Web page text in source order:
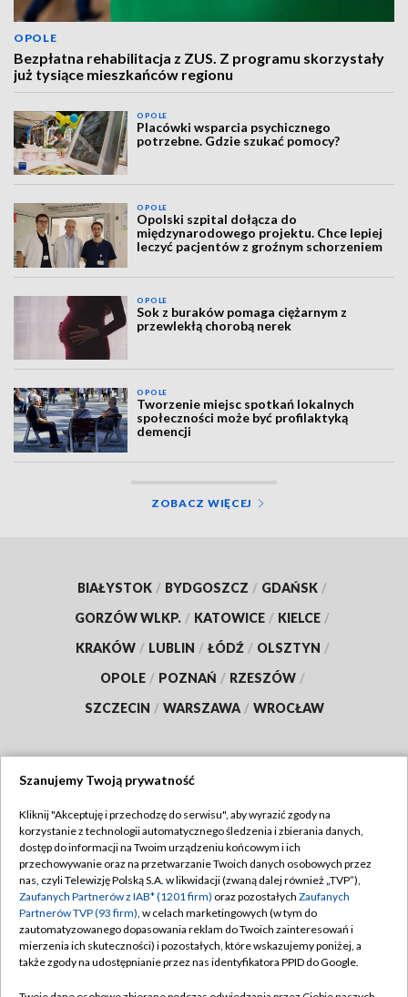
OPOLE
Bezpłatna rehabilitacja z ZUS. Z programu skorzystały
już tysiące mieszkańców regionu
OPOLE
Placówki wsparcia psychicznego
potrzebne. Gdzie szukać pomocy?
OPOLE
Opolski szpital dołącza do
międzynarodowego projektu. Chce lepiej
leczyć pacjentów z groźnym schorzeniem
OPOLE
Sok z buraków pomaga ciężarnym z
przewlekłą chorobą nerek
OPOLE
Tworzenie miejsc spotkań lokalnych
społeczności może być profilaktyką
demencji
ZOBACZ WIĘCEJ
BIAŁYSTOK / BYDGOSZCZ / GDAŃSK /
GORZÓW WLKP. / KATOWICE / KIELCE /
KRAKÓW / LUBLIN / ŁÓDŹ / OLSZTYN /
OPOLE / POZNAŃ / RZESZÓW /
SZCZECIN / WARSZAWA / WROCŁAW
TVP
Abonament TVP
Emisja w TVP
Centrum informacji TVP
Naziemna Telewizja Cyfrowa
Regulamin TVP
Polityka prywatności
Moje zgody
Pomoc
Szanujemy Twoją prywatność
Kliknij "Akceptuję i przechodzę do serwisu", aby wyrazić zgody na
korzystanie z technologii automatycznego śledzenia i zbierania danych,
dostęp do informacji na Twoim urządzeniu końcowym i ich
przechowywanie oraz na przetwarzanie Twoich danych osobowych przez
nas, czyli Telewizję Polską S.A. w likwidacji (zwaną dalej również „TVP”),
Zaufanych Partnerów z IAB* (1201 firm) oraz pozostałych Zaufanych
Partnerów TVP (93 firm), w celach marketingowych (w tym do
zautomatyzowanego dopasowania reklam do Twoich zainteresowań i
mierzenia ich skuteczności) i pozostałych, które wskazujemy poniżej, a
także zgody na udostępnianie przez nas identyfikatora PPID do Google.